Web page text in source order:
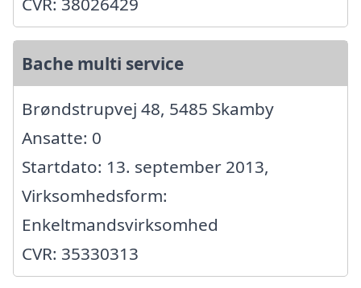
Bache multi service
Brøndstrupvej 48, 5485 Skamby
Ansatte: 0
Startdato: 13. september 2013,
Virksomhedsform:
Enkeltmandsvirksomhed
CVR: 35330313